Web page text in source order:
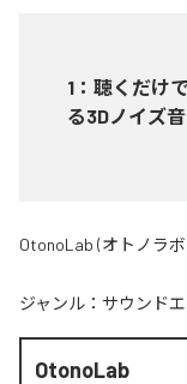
1 ： 聴くだけ
る3Dノイズ音
OtonoLab (オトノラ
ジャンル： サウンド
OtonoLab